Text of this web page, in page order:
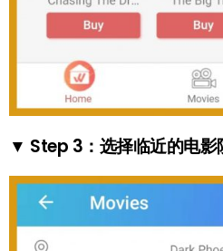
▼ Step 3：选择临近的电影